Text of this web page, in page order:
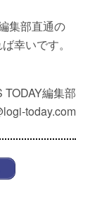
集部直通の
幸いです。
TODAY編集部
today.com